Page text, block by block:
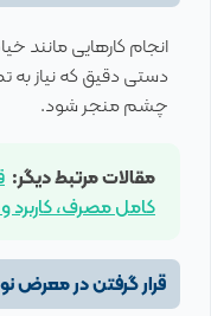
انجام کارهایی مانند
دستی دقیق که نیاز به
چشم منجر شود.
مقالات مرتبط دیگر:
کامل مصرف، کاربرد
قرار گرفتن در معرض